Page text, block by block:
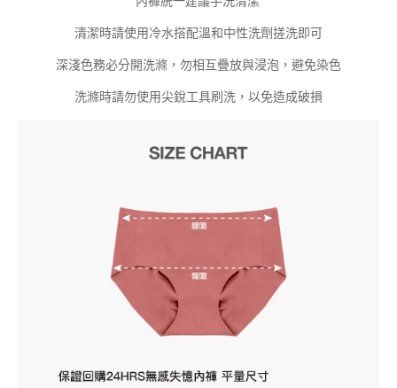
清潔時請使用冷水搭配溫和中性洗劑搓洗即可
深淺色務必分開洗滌，勿相互疊放與浸泡，避免染色
洗滌時請勿使用尖銳工具刷洗，以免造成破損